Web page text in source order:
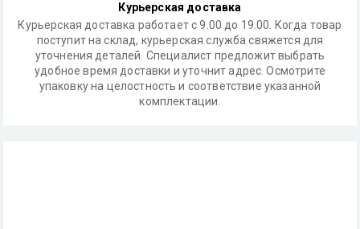
Курьерская доставка
Курьерская доставка работает с 9.00 до 19.00. Когда товар
поступит на склад, курьерская служба свяжется для
уточнения деталей. Специалист предложит выбрать
удобное время доставки и уточнит адрес. Осмотрите
упаковку на целостность и соответствие указанной
комплектации.